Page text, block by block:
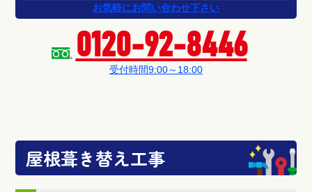
お気軽にお問い合わせ下さい
0120-92-8446
受付時間9:00～18:00
屋根葺き替え工事